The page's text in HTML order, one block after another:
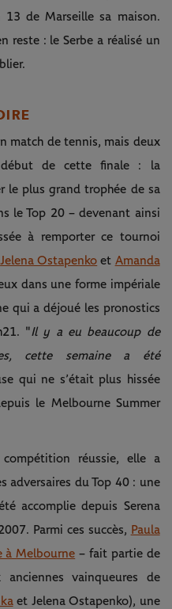
13 de Marseille sa maison.
reste : le Serbe a réalisé un
match de tennis, mais deux
début de cette finale : la
le plus grand trophée de sa
le Top 20 – devenant ainsi
à remporter ce tournoi
Jelena Ostapenko et Amanda
dans une forme impériale
qui a déjoué les pronostics
"Il y a eu beaucoup de
cette semaine a été
qui ne s’était plus hissée
le Melbourne Summer
réussie, elle a
adversaires du Top 40 : une
accomplie depuis Serena
Parmi ces succès, Paula
à Melbourne – fait partie de
vainqueures de
et Jelena Ostapenko), une